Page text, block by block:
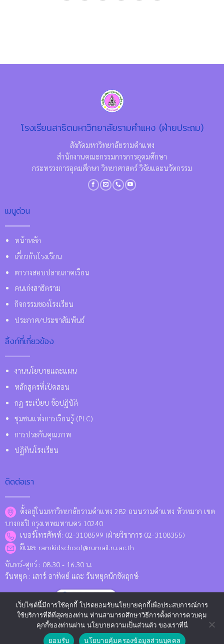
โรงเรียนสาธิตมหาวิทยาลัยรามคำแหง (ฝ่ายประถม)
สังกัดมหาวิทยาลัยรามคำแหง
สำนักงานคณะกรรมการการอุดมศึกษา
กระทรวงการอุดมศึกษา วิทยาศาสตร์ วิจัยและนวัตกรรม
เมนูด่วน
หน้าหลัก
เกี่ยวกับโรงเรียน
ตารางสอบปลายภาคเรียน
คนเก่งสาธิตราม
กิจกรรมของโรงเรียน
ประกาศ/ประชาสัมพันธ์
ลิ้งก์ที่เกี่ยวข้อง
งานนโยบายและแผน
หลักสูตรที่เปิดสอน
กฎ ระเบียบ ข้อปฏิบัติ
ชุมชนแห่งการเรียนรู้ (PLC)
การประกันคุณภาพ
ปฏิทินโรงเรียน
ติดต่อเรา
ตั้งอยู่ในมหาวิทยาลัยรามคำแหง 282 ถนนรามคำแหง หัวหมาก เขต
บางกะปิ กรุงเทพมหานคร 10240
เบอร์โทรศัพท์: 02-3108599 (ฝ่ายวิชาการ 02-3108355)
อีเมล: ramkidschool@rumail.ru.ac.th
จันทร์-ศุกร์ : 08.30 - 16.30 น.
วันหยุด : เสาร์-อาทิตย์ และ วันหยุดนักขัตฤกษ์
Location Map
Copyright 2026 © www.kids.ru.ac.th Designed and Developed by
เว็บไซต์นี้มีการใช้คุกกี้ โปรดยอมรับนโยบายคุกกี้เพื่อประสบการณ์การ
ใช้บริการที่ดีที่สุดของท่าน ท่านสามารถศึกษาวิธีการตั้งค่าการควบคุม
คุกกี้ของท่านผ่าน นโยบายความเป็นส่วนตัว ของเราที่นี่
ยอมรับ
นโยบายคุ้มครองข้อมูลส่วนบุคคล